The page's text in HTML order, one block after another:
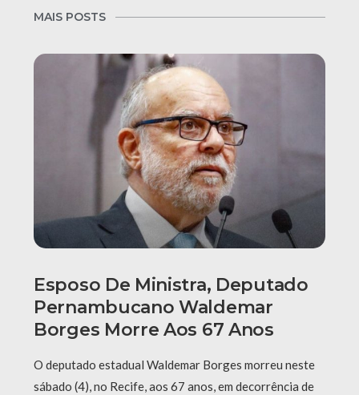
MAIS POSTS
Esposo De Ministra, Deputado
Pernambucano Waldemar
Borges Morre Aos 67 Anos
O deputado estadual Waldemar Borges morreu neste
sábado (4), no Recife, aos 67 anos, em decorrência de